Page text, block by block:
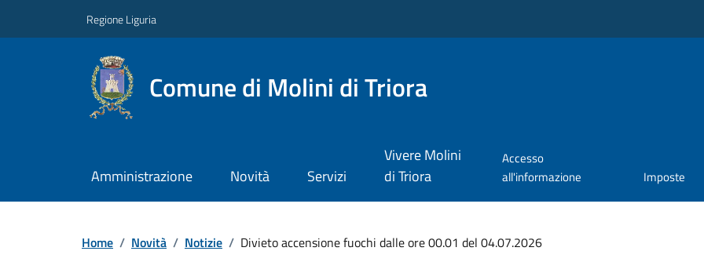
Regione Liguria
Comune di Molini di Triora
Amministrazione Novità Servizi
Vivere Molini
di Triora
Accesso
all'informazione
Imposte
Home / Novità / Notizie / Divieto accensione fuochi dalle ore 00.01 del 04.07.2026